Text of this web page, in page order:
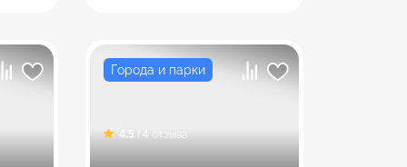
Города и парки
4.5 / 4 отзыва